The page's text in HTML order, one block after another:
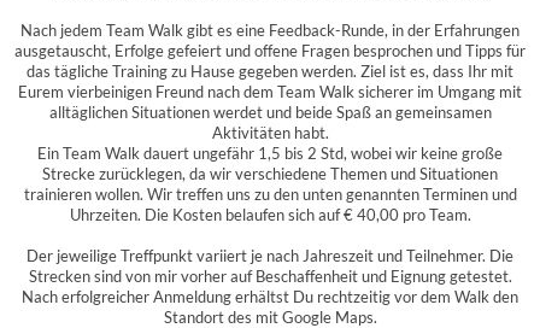
Nach jedem Team Walk gibt es eine Feedback-Runde, in der Erfahrungen
ausgetauscht, Erfolge gefeiert und offene Fragen besprochen und Tipps für
das tägliche Training zu Hause gegeben werden. Ziel ist es, dass Ihr mit
Eurem vierbeinigen Freund nach dem Team Walk sicherer im Umgang mit
alltäglichen Situationen werdet und beide Spaß an gemeinsamen
Aktivitäten habt.
Ein Team Walk dauert ungefähr 1,5 bis 2 Std, wobei wir keine große
Strecke zurücklegen, da wir verschiedene Themen und Situationen
trainieren wollen. Wir treffen uns zu den unten genannten Terminen und
Uhrzeiten. Die Kosten belaufen sich auf € 40,00 pro Team.
Der jeweilige Treffpunkt variiert je nach Jahreszeit und Teilnehmer. Die
Strecken sind von mir vorher auf Beschaffenheit und Eignung getestet.
Nach erfolgreicher Anmeldung erhältst Du rechtzeitig vor dem Walk den
Standort des mit Google Maps.